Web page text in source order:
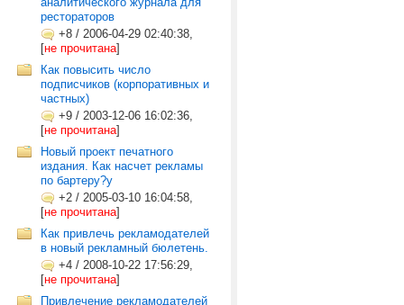
рестораторов
+8 / 2006-04-29 02:40:38,
[не прочитана]
Как повысить число
подписчиков (корпоративных и
частных)
+9 / 2003-12-06 16:02:36,
[не прочитана]
Новый проект печатного
издания. Как насчет рекламы
по бартеру?у
+2 / 2005-03-10 16:04:58,
[не прочитана]
Как привлечь рекламодателей
в новый рекламный бюлетень.
+4 / 2008-10-22 17:56:29,
[не прочитана]
Привлечение рекламодателей